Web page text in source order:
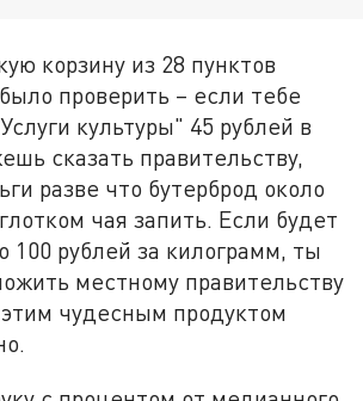
корзину из 28 пунктов
проверить – если тебе
культуры" 45 рублей в
сказать правительству,
разве что бутерброд около
чая запить. Если будет
100 рублей за килограмм, ты
местному правительству
чудесным продуктом